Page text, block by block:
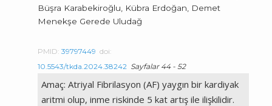
Büşra Karabekiroğlu, Kübra Erdoğan, Demet
Menekşe Gerede Uludağ
PMID:39797449 doi:
10.5543/tkda.2024.38242 Sayfalar 44 - 52
Amaç: Atriyal Fibrilasyon (AF) yaygın bir kardiyak
aritmi olup, inme riskinde 5 kat artış ile ilişkilidir.